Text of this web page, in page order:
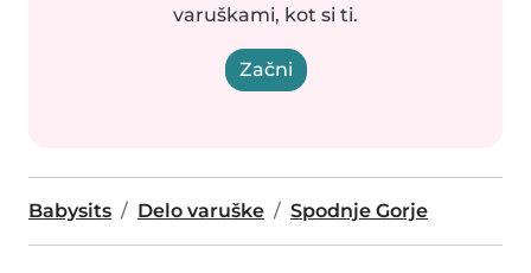
varuškami, kot si ti.
Začni
Babysits Delo varuške Spodnje Gorje